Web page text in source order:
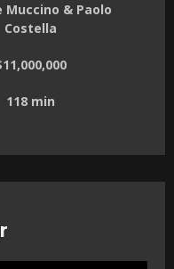
Muccino & Paolo
Costella
118 min